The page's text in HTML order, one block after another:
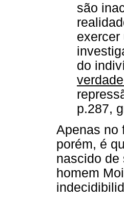
são
exercer
do
p.287,
Apenas no
porém, é
nascido de
homem